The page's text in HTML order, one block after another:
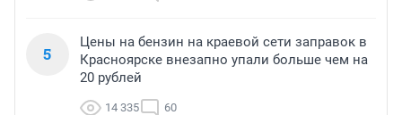
5
Цены на бензин на краевой сети заправок в
Красноярске внезапно упали больше чем на
20 рублей
14 335 60